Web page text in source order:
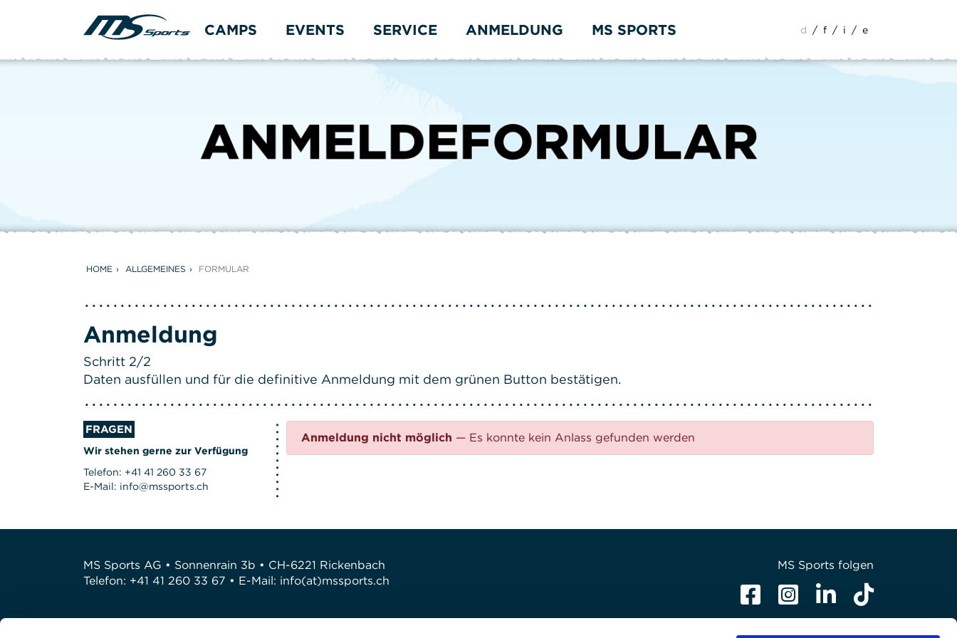
CAMPS EVENTS SERVICE ANMELDUNG MS SPORTS d / f / i / e
HOME ALLGEMEINES FORMULAR
Anmeldung
Schritt 2/2
Daten ausfüllen und für die definitive Anmeldung mit dem grünen Button bestätigen.
Anmeldung nicht möglich — Es konnte kein Anlass gefunden werden
FRAGEN
Wir stehen gerne zur Verfügung
Telefon: +41 41 260 33 67
E-Mail: info@mssports.ch
MS Sports AG • Sonnenrain 3b • CH-6221 Rickenbach
Telefon: +41 41 260 33 67 • E-Mail: info(at)mssports.ch
MS Sports folgen